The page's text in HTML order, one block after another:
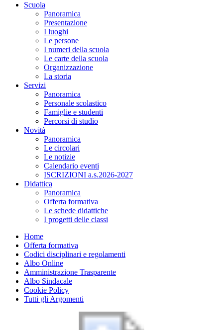
Scuola
Panoramica
Presentazione
I luoghi
Le persone
I numeri della scuola
Le carte della scuola
Organizzazione
La storia
Servizi
Panoramica
Personale scolastico
Famiglie e studenti
Percorsi di studio
Novità
Panoramica
Le circolari
Le notizie
Calendario eventi
ISCRIZIONI a.s.2026-2027
Didattica
Panoramica
Offerta formativa
Le schede didattiche
I progetti delle classi
Home
Offerta formativa
Codici disciplinari e regolamenti
Albo Online
Amministrazione Trasparente
Albo Sindacale
Cookie Policy
Tutti gli Argomenti